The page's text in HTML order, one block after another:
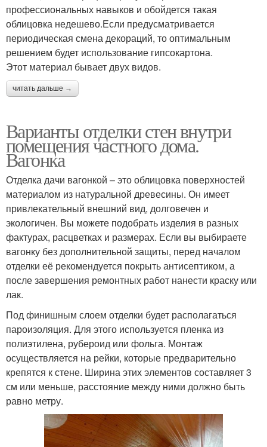
профессиональных навыков и обойдется такая
облицовка недешево.Если предусматривается
периодическая смена декораций, то оптимальным
решением будет использование гипсокартона.
Этот материал бывает двух видов.
читать дальше →
Варианты отделки стен внутри
помещения частного дома.
Вагонка
Отделка дачи вагонкой – это облицовка поверхностей
материалом из натуральной древесины. Он имеет
привлекательный внешний вид, долговечен и
экологичен. Вы можете подобрать изделия в разных
фактурах, расцветках и размерах. Если вы выбираете
вагонку без дополнительной защиты, перед началом
отделки её рекомендуется покрыть антисептиком, а
после завершения ремонтных работ нанести краску или
лак.
Под финишным слоем отделки будет располагаться
пароизоляция. Для этого используется пленка из
полиэтилена, рубероид или фольга. Монтаж
осуществляется на рейки, которые предварительно
крепятся к стене. Ширина этих элементов составляет 3
см или меньше, расстояние между ними должно быть
равно метру.